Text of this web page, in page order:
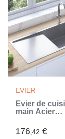
EVIER
Évier de
main Acier
176,42 €